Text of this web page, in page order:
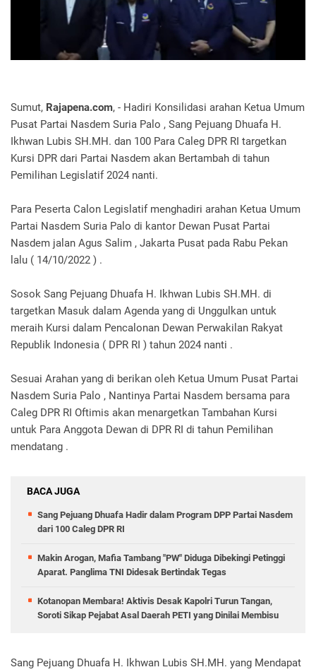
Sumut, Rajapena.com, - Hadiri Konsilidasi arahan Ketua Umum
Pusat Partai Nasdem Suria Palo , Sang Pejuang Dhuafa H.
Ikhwan Lubis SH.MH. dan 100 Para Caleg DPR RI targetkan
Kursi DPR dari Partai Nasdem akan Bertambah di tahun
Pemilihan Legislatif 2024 nanti.
Para Peserta Calon Legislatif menghadiri arahan Ketua Umum
Partai Nasdem Suria Palo di kantor Dewan Pusat Partai
Nasdem jalan Agus Salim , Jakarta Pusat pada Rabu Pekan
lalu ( 14/10/2022 ) .
Sosok Sang Pejuang Dhuafa H. Ikhwan Lubis SH.MH. di
targetkan Masuk dalam Agenda yang di Unggulkan untuk
meraih Kursi dalam Pencalonan Dewan Perwakilan Rakyat
Republik Indonesia ( DPR RI ) tahun 2024 nanti .
Sesuai Arahan yang di berikan oleh Ketua Umum Pusat Partai
Nasdem Suria Palo , Nantinya Partai Nasdem bersama para
Caleg DPR RI Oftimis akan menargetkan Tambahan Kursi
untuk Para Anggota Dewan di DPR RI di tahun Pemilihan
mendatang .
BACA JUGA
Sang Pejuang Dhuafa Hadir dalam Program DPP Partai Nasdem
dari 100 Caleg DPR RI
Makin Arogan, Mafia Tambang "PW" Diduga Dibekingi Petinggi
Aparat. Panglima TNI Didesak Bertindak Tegas
Kotanopan Membara! Aktivis Desak Kapolri Turun Tangan,
Soroti Sikap Pejabat Asal Daerah PETI yang Dinilai Membisu
Sang Pejuang Dhuafa H. Ikhwan Lubis SH.MH. yang Mendapat